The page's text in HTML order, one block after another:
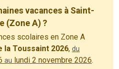
vacances à Saint-
(Zone A) ?
scolaires en Zone A
la Toussaint 2026, du
au lundi 2 novembre 2026.